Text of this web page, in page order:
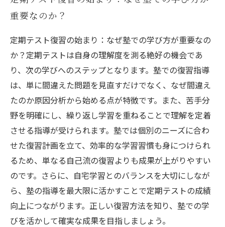
成績アップへ最終チェック：塾で実践する復習
のポイントまとめ
定期テスト復習の基本ポイント5選：今すぐ始め
たい対策法
苦手克服から成績アップへ！塾の復習で結果を
出す方法
重要なのか？
定期テスト復習の始まり：なぜ塾での学び方が重要なの
か？定期テストは自身の理解度を測る絶好の機会であ
り、次の学びへのステップとなります。塾での復習指導
は、単に間違えた問題を見直すだけでなく、なぜ間違え
たのか原因分析から始める点が特徴です。また、苦手分
野を明確にし、繰り返し学習を重ねることで理解を定着
させる指導が受けられます。塾では個別のニーズに合わ
せた復習計画を立て、効率的な学習習慣も身につけられ
るため、単なる自己流の復習よりも成果が上がりやすい
のです。さらに、自宅学習とのバランスを大切にしなが
ら、塾の指導を最大限に活かすことで定期テストの成績
向上につながります。正しい復習方法を知り、塾での学
びを活かして確実な成果を目指しましょう。